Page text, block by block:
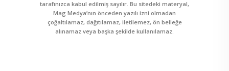
tarafınızca kabul edilmiş sayılır. Bu sitedeki materyal,
Mag Medya’nın önceden yazılı izni olmadan
çoğaltılamaz, dağıtılamaz, iletilemez, ön belleğe
alınamaz veya başka şekilde kullanılamaz.